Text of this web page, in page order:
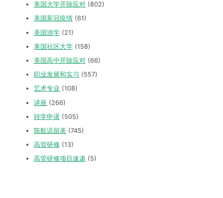
美国大学开除应对 (802)
美国新冠疫情 (61)
美国游学 (21)
美国社区大学 (158)
美国高中开除应对 (66)
职业发展和实习 (557)
艺术专业 (108)
讲座 (266)
转学申请 (505)
陈航说留美 (745)
高管研修 (13)
高管研修项目速递 (5)